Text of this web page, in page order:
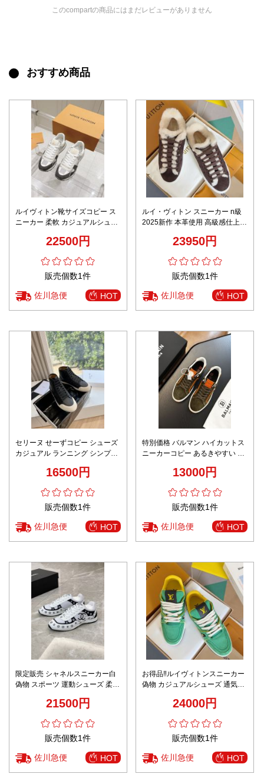
このcompartの商品にはまだレビューがありません
おすすめ商品
ルイヴィトン靴サイズコピー ス
ニーカー 柔軟 カジュアルシュー
22500円
販売個数1件
佐川急便 HOT
ルイ・ヴィトン スニーカー n級
2025新作 本革使用 高級感仕上げ
ル 安心サイト23950円
販売個数1件
佐川急便 HOT
セリーヌ せーずコピー シューズ
カジュアル ランニング シンプル
16500円
販売個数1件
佐川急便 HOT
特別価格 バルマン ハイカットス
ニーカーコピー あるきやすい シ
13000円
販売個数1件
佐川急便 HOT
限定販売 シャネルスニーカー白
偽物 スポーツ 運動シューズ 柔軟
21500円
販売個数1件
佐川急便 HOT
お得品‼ルイヴィトンスニーカー
偽物 カジュアルシューズ 通気性
24000円
販売個数1件
佐川急便 HOT